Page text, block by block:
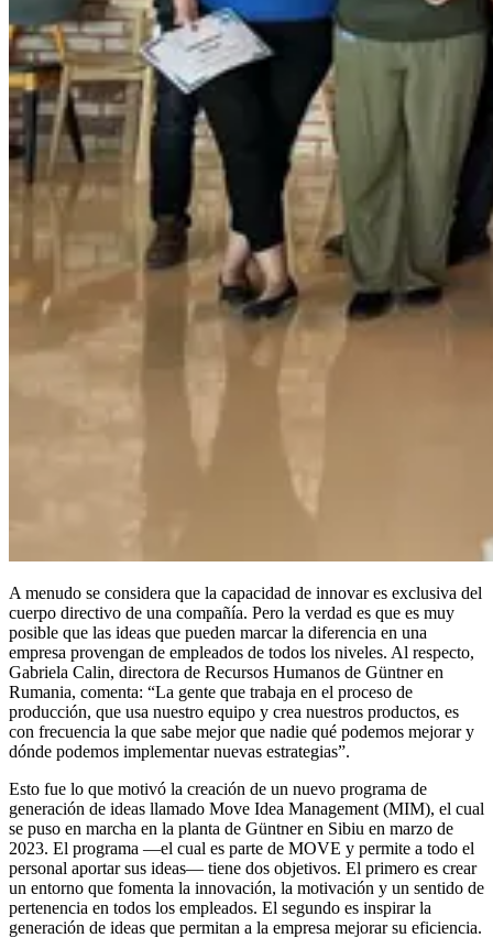
A menudo se considera que la capacidad de innovar es exclusiva del
cuerpo directivo de una compañía. Pero la verdad es que es muy
posible que las ideas que pueden marcar la diferencia en una
empresa provengan de empleados de todos los niveles. Al respecto,
Gabriela Calin, directora de Recursos Humanos de Güntner en
Rumania, comenta: “La gente que trabaja en el proceso de
producción, que usa nuestro equipo y crea nuestros productos, es
con frecuencia la que sabe mejor que nadie qué podemos mejorar y
dónde podemos implementar nuevas estrategias”.
Esto fue lo que motivó la creación de un nuevo programa de
generación de ideas llamado Move Idea Management (MIM), el cual
se puso en marcha en la planta de Güntner en Sibiu en marzo de
2023. El programa —el cual es parte de MOVE y permite a todo el
personal aportar sus ideas— tiene dos objetivos. El primero es crear
un entorno que fomenta la innovación, la motivación y un sentido de
pertenencia en todos los empleados. El segundo es inspirar la
generación de ideas que permitan a la empresa mejorar su eficiencia.